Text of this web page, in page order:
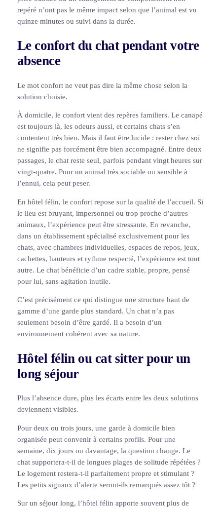
repéré n’ont pas le même impact selon que l’animal est vu
quinze minutes ou suivi dans la durée.
Le confort du chat pendant votre
absence
Le mot confort ne veut pas dire la même chose selon la
solution choisie.
À domicile, le confort vient des repères familiers. Le canapé
est toujours là, les odeurs aussi, et certains chats s’en
contentent très bien. Mais il faut être lucide : rester chez soi
ne signifie pas forcément être bien accompagné. Entre deux
passages, le chat reste seul, parfois pendant vingt heures sur
vingt-quatre. Pour un animal très sociable ou sensible à
l’ennui, cela peut peser.
En hôtel félin, le confort repose sur la qualité de l’accueil. Si
le lieu est bruyant, impersonnel ou trop proche d’autres
animaux, l’expérience peut être stressante. En revanche,
dans un établissement spécialisé exclusivement pour les
chats, avec chambres individuelles, espaces de repos, jeux,
cachettes, hauteurs et rythme respecté, l’expérience est tout
autre. Le chat bénéficie d’un cadre stable, propre, pensé
pour lui, sans agitation inutile.
C’est précisément ce qui distingue une structure haut de
gamme d’une garde plus standard. Un chat n’a pas
seulement besoin d’être gardé. Il a besoin d’un
environnement cohérent avec sa nature.
Hôtel félin ou cat sitter pour un
long séjour
Plus l’absence dure, plus les écarts entre les deux solutions
deviennent visibles.
Pour deux ou trois jours, une garde à domicile bien
organisée peut convenir à certains profils. Pour une
semaine, dix jours ou davantage, la question change. Le
chat supportera-t-il de longues plages de solitude répétées ?
Le logement restera-t-il parfaitement propre et stimulant ?
Les petits signaux d’alerte seront-ils remarqués assez tôt ?
Sur un séjour long, l’hôtel félin apporte souvent plus de